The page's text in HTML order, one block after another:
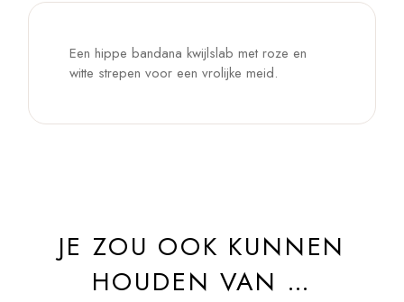
Een hippe bandana kwijlslab met roze en
witte strepen voor een vrolijke meid.
JE ZOU OOK KUNNEN
HOUDEN VAN …